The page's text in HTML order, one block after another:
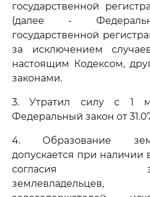
государственной
(далее -
государственной
за исключением
настоящим Кодексом,
законами.
3. Утратил силу с 1
Федеральный закон от
4. Образование
допускается при
согласия